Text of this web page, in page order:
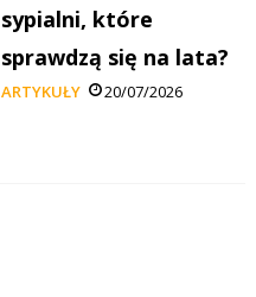
sypialni, które
sprawdzą się na lata?
ARTYKUŁY 20/07/2026